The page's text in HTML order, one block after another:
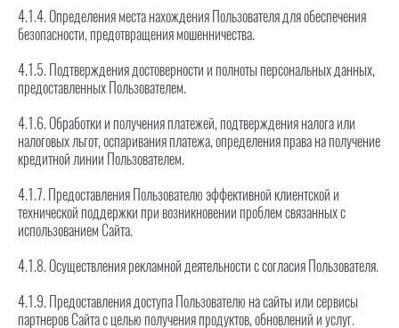
4.1.4. Определения места нахождения Пользователя для обеспечения
безопасности, предотвращения мошенничества.
4.1.5. Подтверждения достоверности и полноты персональных данных,
предоставленных Пользователем.
4.1.6. Обработки и получения платежей, подтверждения налога или
налоговых льгот, оспаривания платежа, определения права на получение
кредитной линии Пользователем.
4.1.7. Предоставления Пользователю эффективной клиентской и
технической поддержки при возникновении проблем связанных с
использованием Сайта.
4.1.8. Осуществления рекламной деятельности с согласия Пользователя.
4.1.9. Предоставления доступа Пользователю на сайты или сервисы
партнеров Сайта с целью получения продуктов, обновлений и услуг.